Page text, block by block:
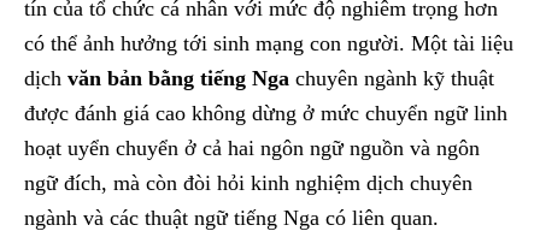
tín của tổ chức cá nhân với mức độ nghiêm trọng hơn
có thể ảnh hưởng tới sinh mạng con người. Một tài liệu
dịch văn bản bằng tiếng Nga chuyên ngành kỹ thuật
được đánh giá cao không dừng ở mức chuyển ngữ linh
hoạt uyển chuyển ở cả hai ngôn ngữ nguồn và ngôn
ngữ đích, mà còn đòi hỏi kinh nghiệm dịch chuyên
ngành và các thuật ngữ tiếng Nga có liên quan.